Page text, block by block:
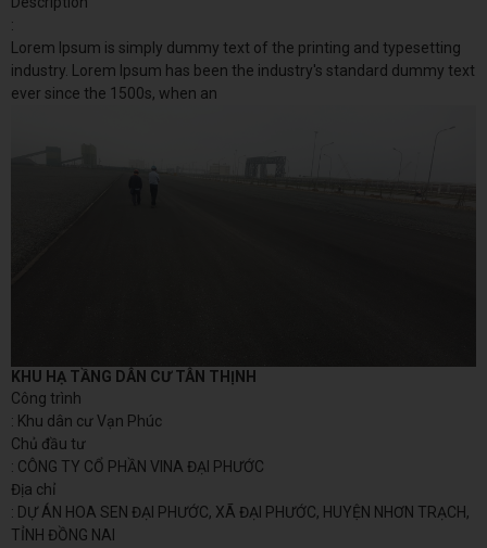
:
Lorem Ipsum is simply dummy text of the printing and typesetting
industry. Lorem Ipsum has been the industry's standard dummy text
ever since the 1500s, when an
KHU HẠ TẦNG DÂN CƯ TÂN THỊNH
Công trình
: Khu dân cư Vạn Phúc
Chủ đầu tư
: CÔNG TY CỔ PHẦN VINA ĐẠI PHƯỚC
Địa chỉ
: DỰ ÁN HOA SEN ĐẠI PHƯỚC, XÃ ĐẠI PHƯỚC, HUYỆN NHƠN TRẠCH,
TỈNH ĐỒNG NAI